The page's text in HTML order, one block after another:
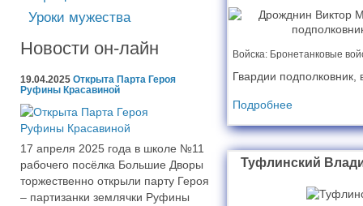
Уроки мужества
Новости он-лайн
19.04.2025 Открыта Парта Героя
Руфины Красавиной
17 апреля 2025 года в школе №11
рабочего посёлка Большие Дворы
торжественно открыли парту Героя
– партизанки землячки Руфины
Войска: Бронетанковые
Гвардии подполковник,
Подробнее
Туфлинский